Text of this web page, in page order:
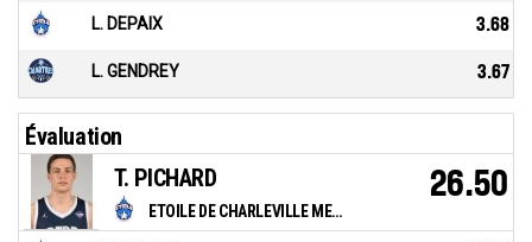
L. DEPAIX 3.68
L. GENDREY 3.67
Évaluation
ETOILE DE CHARLEVILLE MEZIERES
T. PICHARD 26.50